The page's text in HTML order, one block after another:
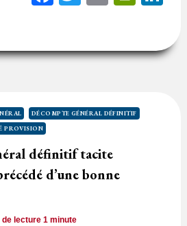
DÉCOMPTE GÉNÉRAL DÉFINITIF
PROVISION
définitif tacite
d’une bonne
de lecture1 minute